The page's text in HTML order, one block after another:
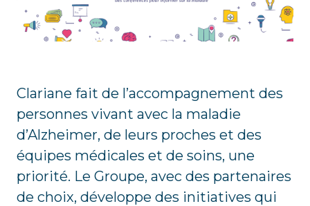
Clariane fait de l’accompagnement des
personnes vivant avec la maladie
d’Alzheimer, de leurs proches et des
équipes médicales et de soins, une
priorité. Le Groupe, avec des partenaires
de choix, développe des initiatives qui